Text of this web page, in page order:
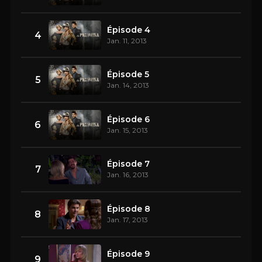
4 Épisode 4
Jan. 11, 2013
5 Épisode 5
Jan. 14, 2013
6 Épisode 6
Jan. 15, 2013
7 Épisode 7
Jan. 16, 2013
8 Épisode 8
Jan. 17, 2013
9 Épisode 9